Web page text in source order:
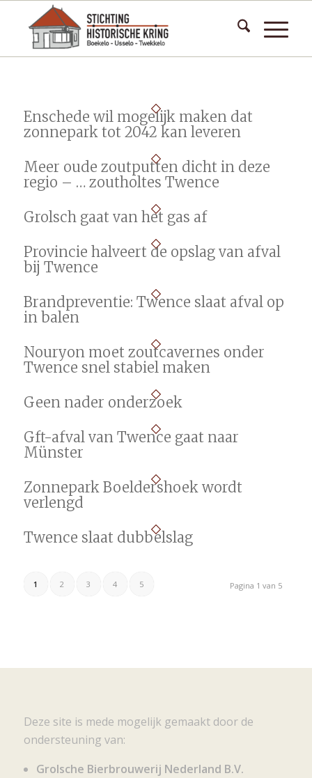
Enschede wil mogelijk maken dat
zonnepark tot 2042 kan leveren
Meer oude zoutputten dicht in deze
regio – … zoutholtes Twence
Grolsch gaat van het gas af
Provincie halveert de opslag van afval
bij Twence
Brandpreventie: Twence slaat afval op
in balen
Nouryon moet zoutcavernes onder
Twence snel stabiel maken
Geen nader onderzoek
Gft-afval van Twence gaat naar
Münster
Zonnepark Boeldershoek wordt
verlengd
Twence slaat dubbelslag
Pagina 1 van 5
1 2 3 4 5
Deze site is mede mogelijk gemaakt door de
ondersteuning van:
Grolsche Bierbrouwerij Nederland B.V.